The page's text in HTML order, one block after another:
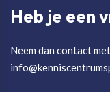
Heb je een
Neem dan contact